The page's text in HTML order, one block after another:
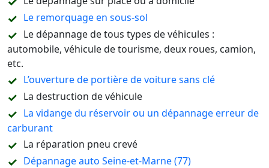
Le remorquage en sous-sol
Le dépannage de tous types de véhicules :
automobile, véhicule de tourisme, deux roues, camion,
etc.
L’ouverture de portière de voiture sans clé
La destruction de véhicule
La vidange du réservoir ou un dépannage erreur de
carburant
La réparation pneu crevé
Dépannage auto Seine-et-Marne (77)